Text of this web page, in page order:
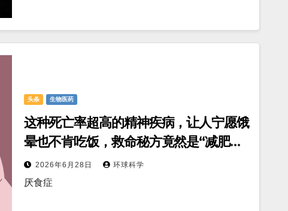
头条 生物医药
这种死亡率超高的精神疾病，让人宁愿饿
晕也不肯吃饭，救命秘方竟然是“减肥食
谱”2026年6月28日 环球科学
厌食症